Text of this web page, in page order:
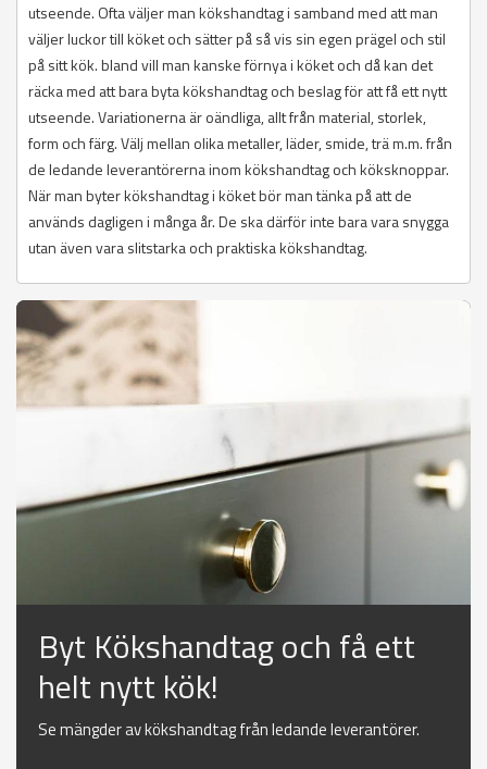
utseende. Ofta väljer man kökshandtag i samband med att man
väljer luckor till köket och sätter på så vis sin egen prägel och stil
på sitt kök. bland vill man kanske förnya i köket och då kan det
räcka med att bara byta kökshandtag och beslag för att få ett nytt
utseende. Variationerna är oändliga, allt från material, storlek,
form och färg. Välj mellan olika metaller, läder, smide, trä m.m. från
de ledande leverantörerna inom kökshandtag och köksknoppar.
När man byter kökshandtag i köket bör man tänka på att de
används dagligen i många år. De ska därför inte bara vara snygga
utan även vara slitstarka och praktiska kökshandtag.
Byt Kökshandtag och få ett
helt nytt kök!
Se mängder av kökshandtag från ledande leverantörer.